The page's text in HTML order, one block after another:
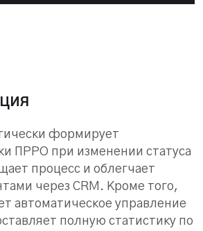
формирует
ПРРО при изменении статуса
процесс и облегчает
через CRM. Кроме того,
автоматическое управление
полную статистику по